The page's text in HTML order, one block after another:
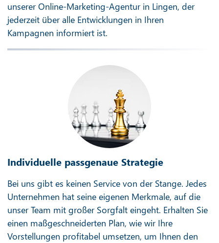
unserer Online-Marketing-Agentur in Lingen, der
jederzeit über alle Entwicklungen in Ihren
Kampagnen informiert ist.
Individuelle passgenaue Strategie
Bei uns gibt es keinen Service von der Stange. Jedes
Unternehmen hat seine eigenen Merkmale, auf die
unser Team mit großer Sorgfalt eingeht. Erhalten Sie
einen maßgeschneiderten Plan, wie wir Ihre
Vorstellungen profitabel umsetzen, um Ihnen den